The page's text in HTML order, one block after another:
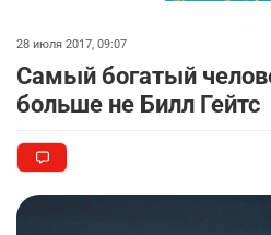
28 июля 2017, 09:07
Самый богатый
больше не Билл Гейтс